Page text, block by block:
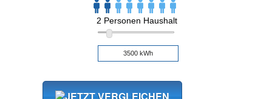
2 Personen Haushalt